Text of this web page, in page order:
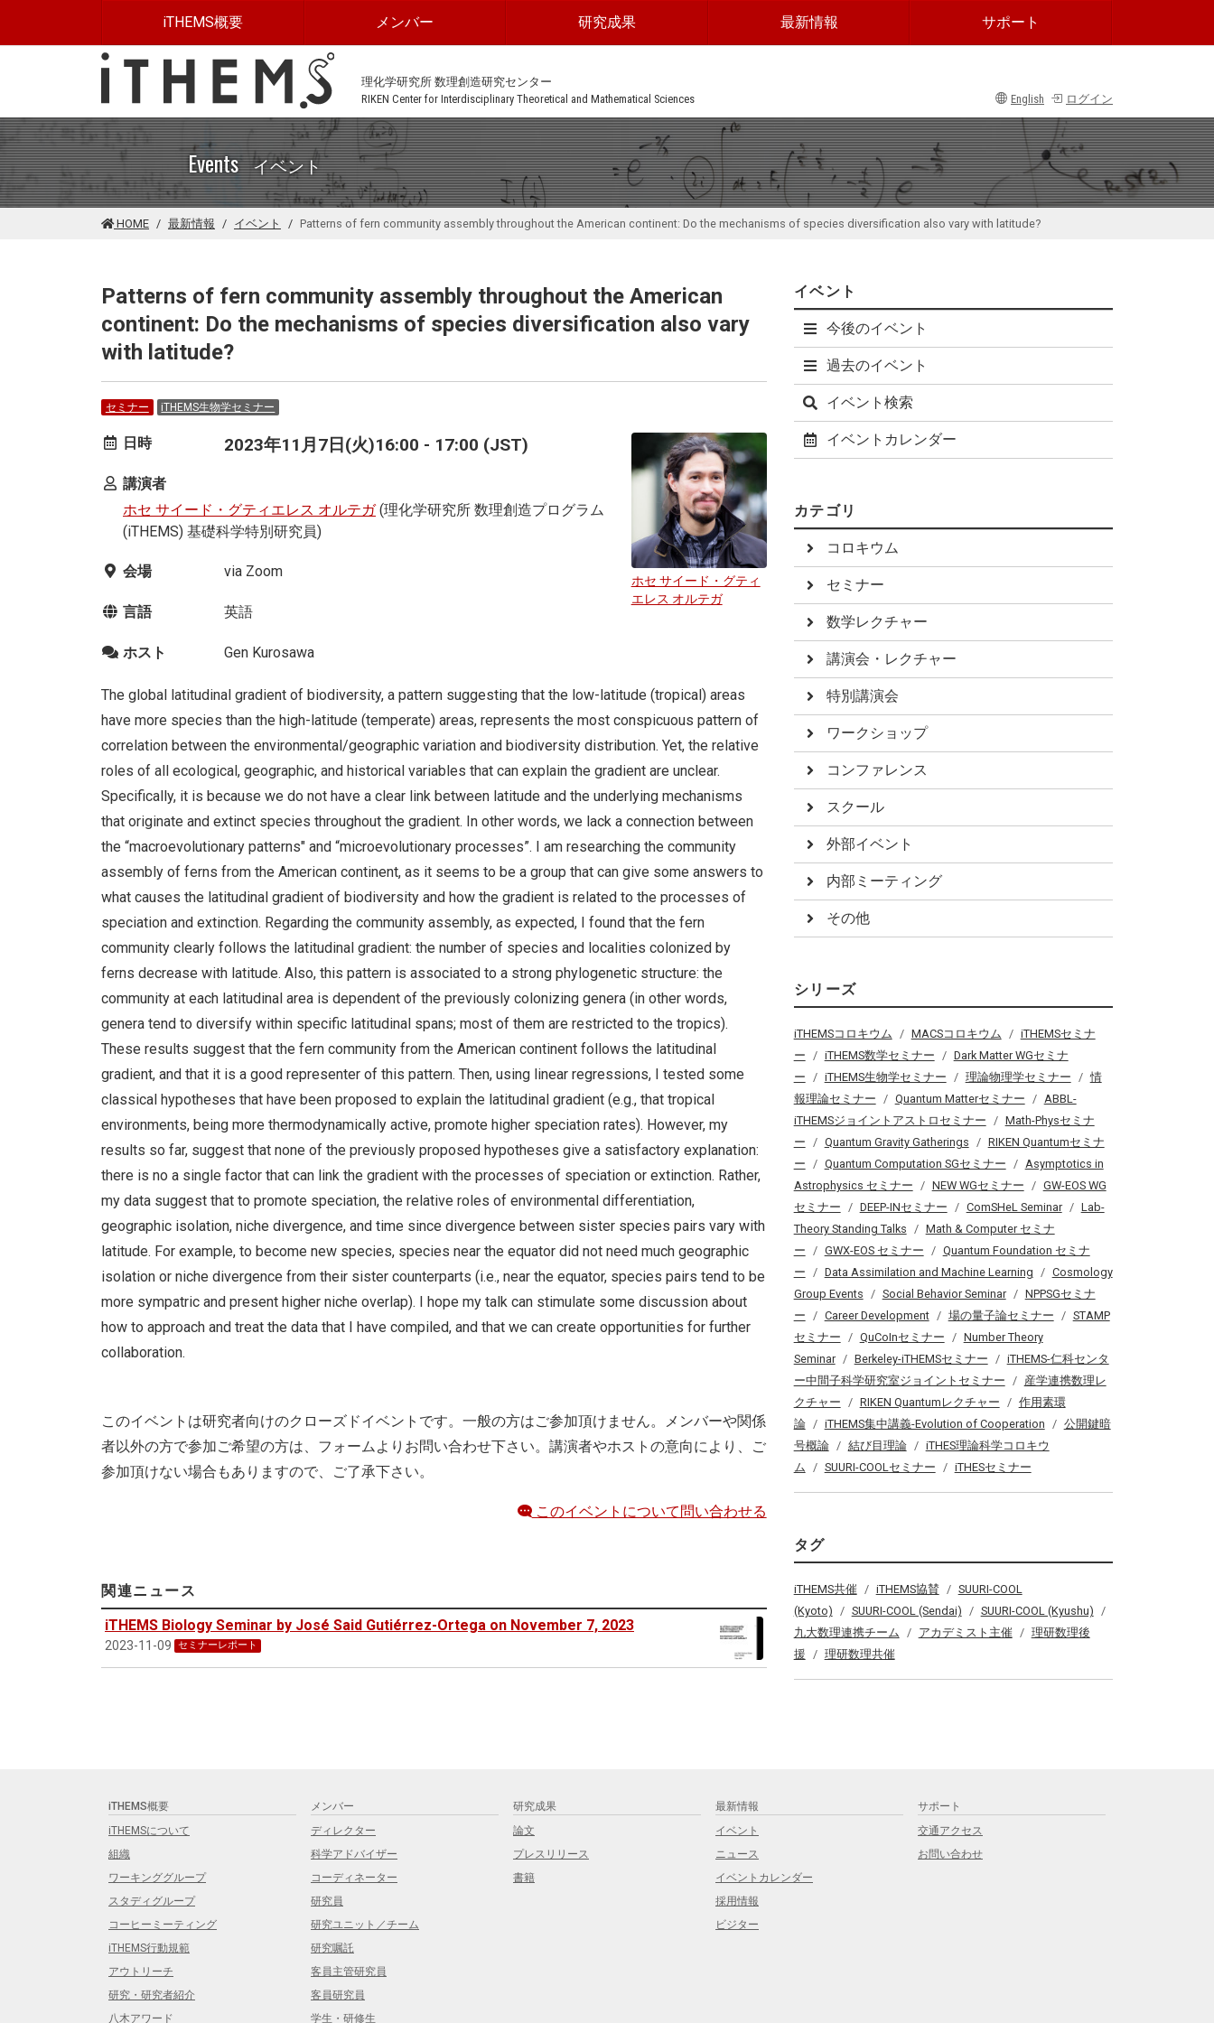
iTHEMS概要 メンバー 研究成果 最新情報 サポート
理化学研究所 数理創造研究センター
RIKEN Center for Interdisciplinary Theoretical and Mathematical Sciences
English ログイン
Events イベント
HOME 最新情報 イベント Patterns of fern community assembly throughout the American continent: Do the mechanisms of species diversification also vary with latitude?
Patterns of fern community assembly throughout the American
continent: Do the mechanisms of species diversification also vary
with latitude?
セミナー iTHEMS生物学セミナー
ホセ サイード・グティ
エレス オルテガ
日時 2023年11月7日(火)16:00 - 17:00 (JST)
講演者
ホセ サイード・グティエレス オルテガ(理化学研究所 数理創造プログラム
(iTHEMS) 基礎科学特別研究員)
会場 via Zoom
言語 英語
ホスト Gen Kurosawa
The global latitudinal gradient of biodiversity, a pattern suggesting that the low-latitude (tropical) areas
have more species than the high-latitude (temperate) areas, represents the most conspicuous pattern of
correlation between the environmental/geographic variation and biodiversity distribution. Yet, the relative
roles of all ecological, geographic, and historical variables that can explain the gradient are unclear.
Specifically, it is because we do not have a clear link between latitude and the underlying mechanisms
that originate and extinct species throughout the gradient. In other words, we lack a connection between
the “macroevolutionary patterns" and “microevolutionary processes”. I am researching the community
assembly of ferns from the American continent, as it seems to be a group that can give some answers to
what causes the latitudinal gradient of biodiversity and how the gradient is related to the processes of
speciation and extinction. Regarding the community assembly, as expected, I found that the fern
community clearly follows the latitudinal gradient: the number of species and localities colonized by
ferns decrease with latitude. Also, this pattern is associated to a strong phylogenetic structure: the
community at each latitudinal area is dependent of the previously colonizing genera (in other words,
genera tend to diversify within specific latitudinal spans; most of them are restricted to the tropics).
These results suggest that the fern community from the American continent follows the latitudinal
gradient, and that it is a good representer of this pattern. Then, using linear regressions, I tested some
classical hypotheses that have been proposed to explain the latitudinal gradient (e.g., that tropical
environments, being more thermodynamically active, promote higher speciation rates). However, my
results so far, suggest that none of the previously proposed hypotheses give a satisfactory explanation:
there is no a single factor that can link the gradient with the processes of speciation or extinction. Rather,
my data suggest that to promote speciation, the relative roles of environmental differentiation,
geographic isolation, niche divergence, and time since divergence between sister species pairs vary with
latitude. For example, to become new species, species near the equator did not need much geographic
isolation or niche divergence from their sister counterparts (i.e., near the equator, species pairs tend to be
more sympatric and present higher niche overlap). I hope my talk can stimulate some discussion about
how to approach and treat the data that I have compiled, and that we can create opportunities for further
collaboration.
このイベントは研究者向けのクローズドイベントです。一般の方はご参加頂けません。メンバーや関係
者以外の方で参加ご希望の方は、フォームよりお問い合わせ下さい。講演者やホストの意向により、ご
参加頂けない場合もありますので、ご了承下さい。
このイベントについて問い合わせる
関連ニュース
iTHEMS Biology Seminar by José Said Gutiérrez-Ortega on November 7, 2023
2023-11-09 セミナーレポート
イベント
今後のイベント
過去のイベント
イベント検索
イベントカレンダー
カテゴリ
コロキウム
セミナー
数学レクチャー
講演会・レクチャー
特別講演会
ワークショップ
コンファレンス
スクール
外部イベント
内部ミーティング
その他
シリーズ
iTHEMSコロキウム MACSコロキウム
iTHEMSセミナ
ー
iTHEMS数学セミナー
Dark Matter WGセミナ
ー
iTHEMS生物学セミナー 理論物理学セミナー
情
報理論セミナー
Quantum Matterセミナー
ABBL-
iTHEMSジョイントアストロセミナー
Math-Physセミナ
ー
Quantum Gravity Gatherings
RIKEN Quantumセミナ
ー
Quantum Computation SGセミナー
Asymptotics in
Astrophysics セミナー
NEW WGセミナー
GW-EOS WG
セミナー
DEEP-INセミナー ComSHeL Seminar
Lab-
Theory Standing Talks
Math & Computer セミナ
ー
GWX-EOS セミナー
Quantum Foundation セミナ
ー
Data Assimilation and Machine Learning
Cosmology
Group Events
Social Behavior Seminar
NPPSGセミナ
ー
Career Development 場の量子論セミナー
STAMP
セミナー
QuCoInセミナー
Number Theory
Seminar
Berkeley-iTHEMSセミナー
iTHEMS-仁科センタ
ー中間子科学研究室ジョイントセミナー
産学連携数理レ
クチャー
RIKEN Quantumレクチャー
作用素環
論
iTHEMS集中講義-Evolution of Cooperation
公開鍵暗
号概論
結び目理論
iTHES理論科学コロキウ
ム
SUURI-COOLセミナー iTHESセミナー
タグ
iTHEMS共催 iTHEMS協賛
SUURI-COOL
(Kyoto)
SUURI-COOL (Sendai)
SUURI-COOL (Kyushu)
九大数理連携チーム
アカデミスト主催
理研数理後
援
理研数理共催
iTHEMS概要
iTHEMSについて
組織
ワーキンググループ
スタディグループ
コーヒーミーティング
iTHEMS行動規範
アウトリーチ
研究・研究者紹介
八木アワード
メンバー
ディレクター
科学アドバイザー
コーディネーター
研究員
研究ユニット／チーム
研究嘱託
客員主管研究員
客員研究員
学生・研修生
研究成果
論文
プレスリリース
書籍
最新情報
イベント
ニュース
イベントカレンダー
採用情報
ビジター
サポート
交通アクセス
お問い合わせ